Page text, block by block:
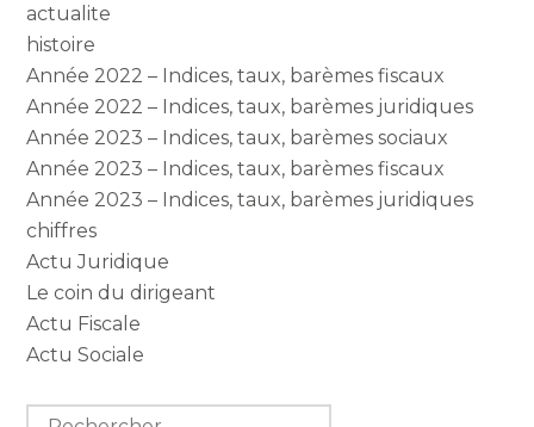
actualite
histoire
Année 2022 – Indices, taux, barèmes fiscaux
Année 2022 – Indices, taux, barèmes juridiques
Année 2023 – Indices, taux, barèmes sociaux
Année 2023 – Indices, taux, barèmes fiscaux
Année 2023 – Indices, taux, barèmes juridiques
chiffres
Actu Juridique
Le coin du dirigeant
Actu Fiscale
Actu Sociale
Rechercher :